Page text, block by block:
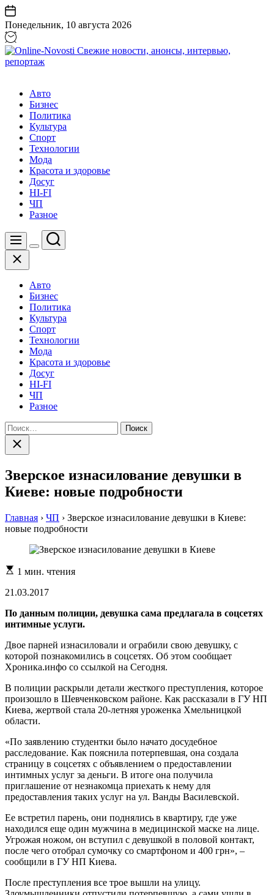
Перейти
к
содержанию
Понедельник, 10 августа 2026
Свежие
новости,
анонсы,
интервью,
репортаж
Авто
Бизнес
Политика
Культура
Спорт
Технологии
Мода
Красота и здоровье
Досуг
HI-FI
ЧП
Разное
Меню
Цвет
Поиск
Закрыть
Авто
Бизнес
Политика
Культура
Спорт
Технологии
Мода
Красота и здоровье
Досуг
HI-FI
ЧП
Разное
Найти:
Закрыть
поиск
Зверское изнасилование девушки в
Киеве: новые подробности
Главная › ЧП › Зверское изнасилование девушки в Киеве:
новые подробности
Расчетное
чтения
1 мин. чтения
21.03.2017
По данным полиции, девушка сама предлагала в соцсетях
интимные услуги.
Двое парней изнасиловали и ограбили свою девушку, с
которой познакомились в соцсетях. Об этом сообщает
Хроника.инфо со ссылкой на Сегодня.
В полиции раскрыли детали жесткого преступления, которое
произошло в Шевченковском районе. Как рассказали в ГУ НП
Киева, жертвой стала 20-летняя уроженка Хмельницкой
области.
«По заявлению студентки было начато досудебное
расследование. Как пояснила потерпевшая, она создала
страницу в соцсетях с объявлением о предоставлении
интимных услуг за деньги. В итоге она получила
приглашение от незнакомца приехать к нему для
предоставления таких услуг на ул. Ванды Василевской.
Ее встретил парень, они поднялись в квартиру, где уже
находился еще один мужчина в медицинской маске на лице.
Угрожая ножом, он вступил с девушкой в половой контакт,
после чего отобрал сумочку со смартфоном и 400 грн», –
сообщили в ГУ НП Киева.
После преступления все трое вышли на улицу.